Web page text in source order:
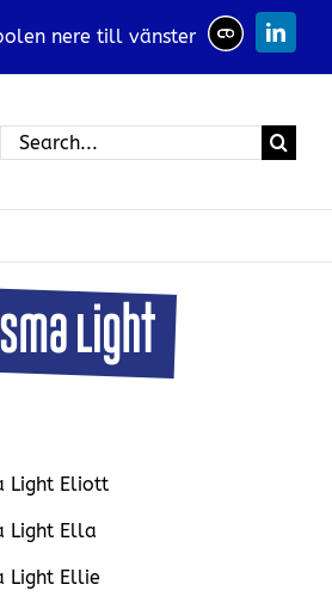
nere till vänster
Search
for:
Light Eliott
Light Ella
Light Ellie